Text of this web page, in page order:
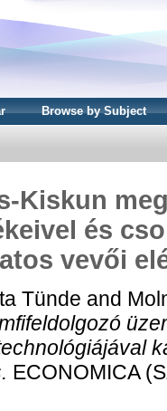
Browse by Subject
Kiskun
és
vevői
Tünde and
ECONOMICA